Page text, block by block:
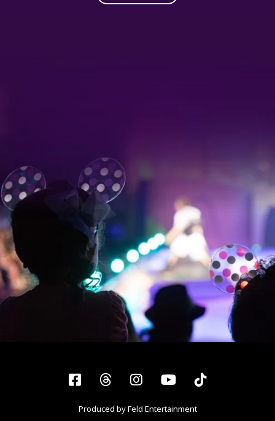
Facebook
ThreadsInstagram
YouTubeTiktok
Produced by Feld Entertainment